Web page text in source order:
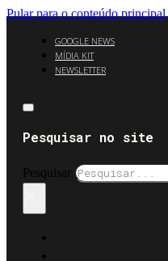
Pular para o conteúdo principal
GOOGLE NEWS
MÍDIA KIT
NEWSLETTER
Pesquisar no site
Pesquisar